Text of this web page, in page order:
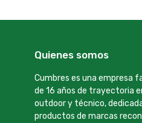
Quienes somos
Cumbres es una empresa
de 16 años de trayectoria
outdoor y técnico,
productos de marcas